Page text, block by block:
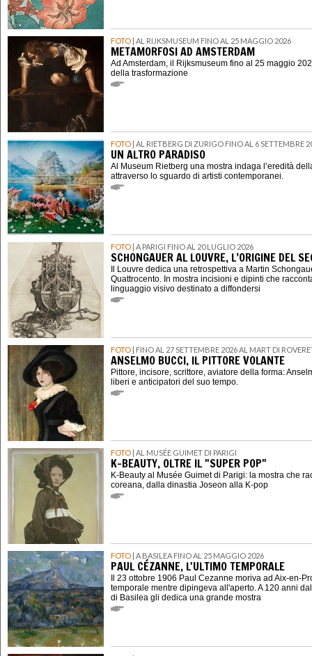
FOTO | AL RIJKSMUSEUM FINO AL 25 MAGGIO 2026
METAMORFOSI AD AMSTERDAM
Ad Amsterdam, il Rijksmuseum fino al 25 maggio
della trasformazione
FOTO | AL RIETBERG DI ZURIGO FINO AL 6 SETTEMBRE
UN ALTRO PARADISO
Al Museum Rietberg una mostra indaga l’eredità
attraverso lo sguardo di artisti contemporanei.
FOTO | A PARIGI FINO AL 20 LUGLIO 2026
SCHONGAUER AL LOUVRE, L’ORIGINE DEL
Il Louvre dedica una retrospettiva a Martin
Quattrocento. In mostra incisioni e dipinti che
linguaggio visivo destinato a diffondersi
FOTO | FINO AL 27 SETTEMBRE 2026 AL MART DI
ANSELMO BUCCI, IL PITTORE VOLANTE
Pittore, incisore, scrittore, aviatore della forma:
liberi e anticipatori del suo tempo.
FOTO | AL MUSÉE GUIMET DI PARIGI
K-BEAUTY, OLTRE IL "SUPER POP"
K-Beauty al Musée Guimet di Parigi: la mostra che
coreana, dalla dinastia Joseon alla K-pop
FOTO | A BASILEA FINO AL 25 MAGGIO 2026
PAUL CÉZANNE, L'ULTIMO TEMPORALE
Il 23 ottobre 1906 Paul Cezanne moriva ad Aix-en-
temporale mentre dipingeva all'aperto. A 120 anni
di Basilea gli dedica una grande mostra